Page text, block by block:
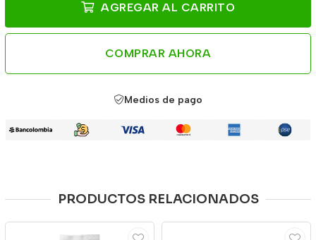
AGREGAR AL CARRITO
COMPRAR AHORA
Medios de pago
PRODUCTOS RELACIONADOS